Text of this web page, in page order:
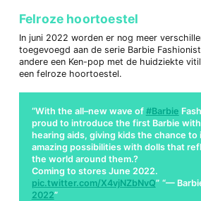
Felroze hoortoestel
In juni 2022 worden er nog meer
toegevoegd aan de serie Barbie
andere een Ken-pop met de huidziekte
een felroze hoortoestel.
With the all–new wave of #Barbie
proud to introduce the first Barbie
hearing aids, giving kids the chance to
amazing possibilities with dolls that
the world around them.?
Coming to stores June 2022.
pic.twitter.com/X4vjNZbNvQ
—
2022